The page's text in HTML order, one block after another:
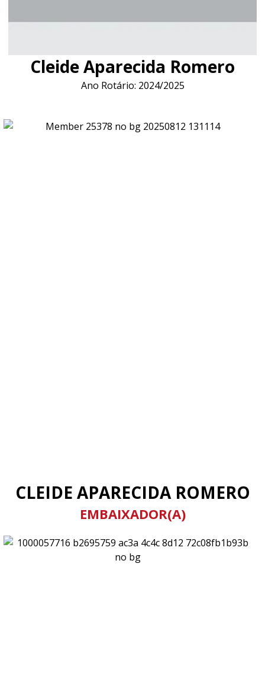
Cleide Aparecida Romero
Ano Rotário: 2024/2025
CLEIDE APARECIDA ROMERO
EMBAIXADOR(A)